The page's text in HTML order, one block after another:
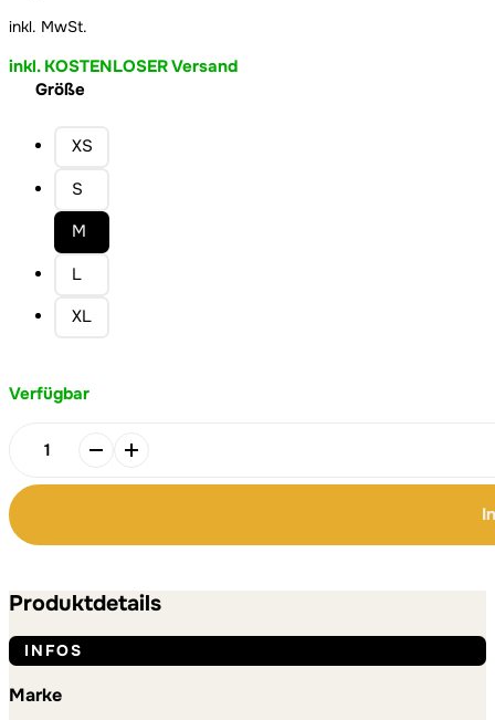
inkl. MwSt.
inkl. KOSTENLOSER Versand
Größe
XS
S
M
L
XL
Verfügbar
Know
your
-
Oversize
Menge
Produktdetails
INFOS
Marke